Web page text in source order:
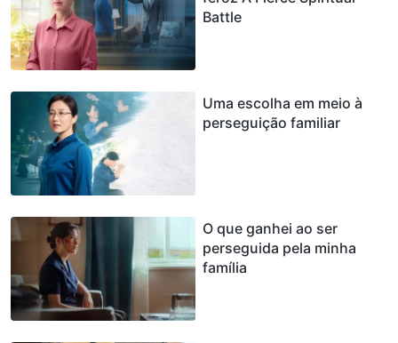
Battle
Uma escolha em meio à
perseguição familiar
O que ganhei ao ser
perseguida pela minha
família